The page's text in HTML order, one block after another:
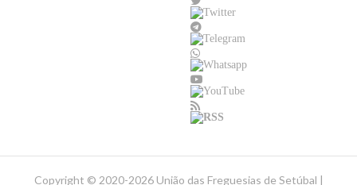
Copyright © 2020-2026 União das Freguesias de Setúbal |